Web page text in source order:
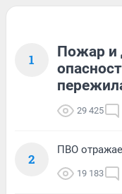
1
Пожар и
29 425
2
ПВО
19 183